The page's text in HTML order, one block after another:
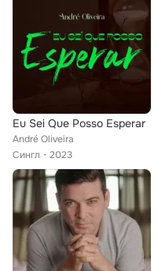
Eu Sei Que Posso Esperar
André Oliveira
Сингл
2023